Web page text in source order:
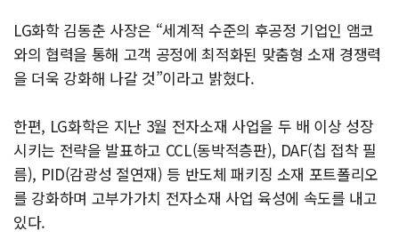
LG화학 김동춘 사장은 “세계적 수준의 후공정 기업인 앰코
와의 협력을 통해 고객 공정에 최적화된 맞춤형 소재 경쟁력
을 더욱 강화해 나갈 것”이라고 밝혔다.
한편, LG화학은 지난 3월 전자소재 사업을 두 배 이상 성장
시키는 전략을 발표하고 CCL(동박적층판), DAF(칩 접착 필
름), PID(감광성 절연재) 등 반도체 패키징 소재 포트폴리오
를 강화하며 고부가가치 전자소재 사업 육성에 속도를 내고
있다.